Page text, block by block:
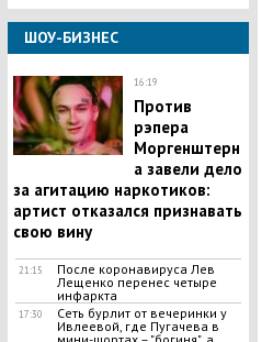
ШОУ-БИЗНЕС
16:19
Против
рэпера
Моргенштерн
а завели дело
за агитацию наркотиков:
артист отказался признавать
свою вину
21:15
После коронавируса Лев
Лещенко перенес четыре
инфаркта
17:30
Сеть бурлит от вечеринки у
Ивлеевой, где Пугачева в